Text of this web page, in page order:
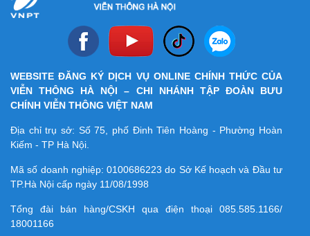
WEBSITE ĐĂNG KÝ DỊCH VỤ ONLINE CHÍNH THỨC CỦA
VIỄN THÔNG HÀ NỘI – CHI NHÁNH TẬP ĐOÀN BƯU
CHÍNH VIỄN THÔNG VIỆT NAM
Địa chỉ trụ sở: Số 75, phố Đinh Tiên Hoàng - Phường Hoàn
Kiếm - TP Hà Nội.
Mã số doanh nghiệp:0100686223 do Sở Kế hoạch và Đầu tư
TP.Hà Nội cấp ngày 11/08/1998
Tổng đài bán hàng/CSKH qua điện thoại 085.585.1166/
18001166